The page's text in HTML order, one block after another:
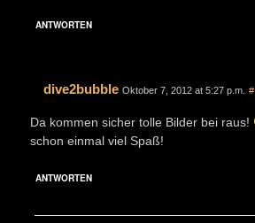
ANTWORTEN
dive2bubble Oktober 7, 2012 at 5:27 p.m. #
Da kommen sicher tolle Bilder bei raus!
schon einmal viel Spaß!
ANTWORTEN